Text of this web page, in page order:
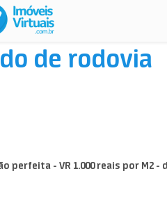
de rodovia
- VR 1.000 reais por M2 -